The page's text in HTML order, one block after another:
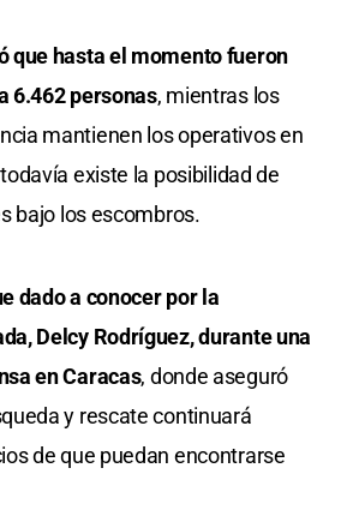
que hasta el momento fueron
6.462 personas, mientras los
mantienen los operativos en
existe la posibilidad de
bajo los escombros.
dado a conocer por la
Delcy Rodríguez, durante una
en Caracas, donde aseguró
y rescate continuará
de que puedan encontrarse